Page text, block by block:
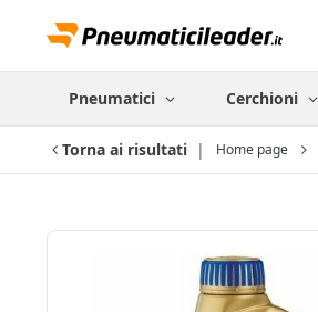
Pneumatici Cerchioni
Torna ai risultati Home page